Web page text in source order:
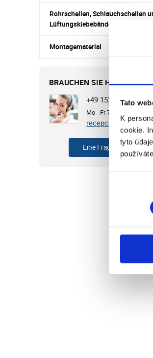
Tato
K
cookie.
tyto
Rohrschellen, Schlauchschellen
Lüftungsklebebänder
Montagematerial
BRAUCHEN SIE HILFE?
+49 1525 4513649
Mo - Fr 7:00 - 15:30 Uhr
recepce@cvb.cz
Eine Frage stellen